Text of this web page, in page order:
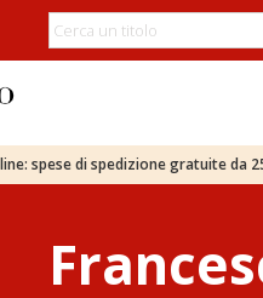
spese di spedizione gratuite da